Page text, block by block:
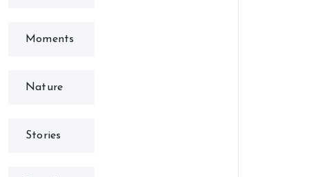
Moments
Nature
Stories